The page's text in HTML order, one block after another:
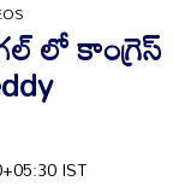
లో కాంగ్రెస్
IST